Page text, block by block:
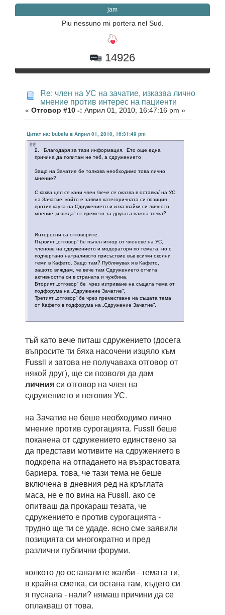
jam
Piu nessuno mi portera nel Sud.
14926
Re: член на УС на зачатие, изказва лично
мнение против интерес на пациенти
« Отговор #10 -: Април 01, 2010, 16:47:16 pm »
Цитат на: bubata в Април 01, 2010, 16:31:49 pm
2. Благодаря за тази информация. Ето още една
причина да попитам не теб, а сдружението
Защо на Зачатие бе толкова необходимо това лично
мнение?
С каква цел се кани член /вече се оказва в оставка/ на УС
на Зачатие, който е заявил категоричната си позиция
против кауза на Сдружението и изказвайки си личното
мнение „изяжда” от времето за другата важна точка?
Интересни са отговорите.
Първият „отговор” бе пълен игнор от членове на УС,
членове на сдружението и модератори по темата, но с
подчертано натраливото присъствие във всички околни
теми в Кафето. Защо там? Публикувах я в Кафето,
защото виждам, че вече там Сдружението отчита
активността си в страната и чужбина.
Вторият „отговор” бе чрез изтриване на същата тема от
подфорума на „Сдружение Зачатие”;
Третият „отговор” бе чрез преместване на същата тема
от Кафето в подфорума на „Сдружение Зачатие”.
тъй като вече питаш сдружението (досега
въпросите ти бяха насочени изцяло към
Fussii и затова не получаваха отговор от
някой друг), ще си позволя да дам
личнияси отговор на член на
сдружението и неговия УС.
на Зачатие не беше необходимо лично
мнение против сурогацията. Fussii беше
поканена от сдружението единствено за
да представи мотивите на сдружението в
подкрепа на отпадането на възрастовата
бариера. това, че тази тема не беше
включена в дневния ред на кръглата
маса, не е по вина на Fussii. ако се
опитваш да прокараш тезата, че
сдружението е против сурогацията -
трудно ще ти се удаде. ясно сме заявили
позицията си многократно и пред
различни публични форуми.
колкото до останалите жалби - темата ти,
в крайна сметка, си остана там, където си
я пуснала - нали? нямаш причини да се
оплакваш от това.